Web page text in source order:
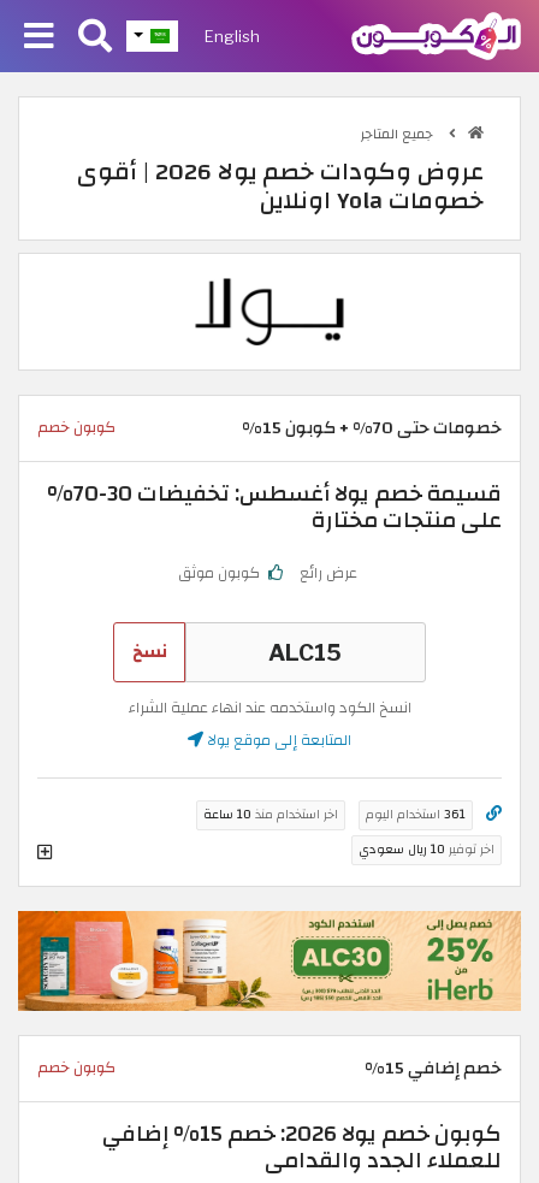
English
جميع المتاجر
عروض وكودات خصم يولا 2026 | أقوى
خصومات Yola اونلاين
خصومات حتى 70% + كوبون 15% كوبون خصم
قسيمة خصم يولا أغسطس: تخفيضات 30-70%
على منتجات مختارة
عرض رائع كوبون موثق
نسخ
انسخ الكود واستخدمه عند انهاء عملية الشراء
المتابعة إلى موقع يولا
361 استخدام اليوم اخر استخدام منذ 10 ساعة
اخر توفير 10 ريال سعودي
خصم إضافي 15% كوبون خصم
كوبون خصم يولا 2026: خصم 15% إضافي
للعملاء الجدد والقدامى